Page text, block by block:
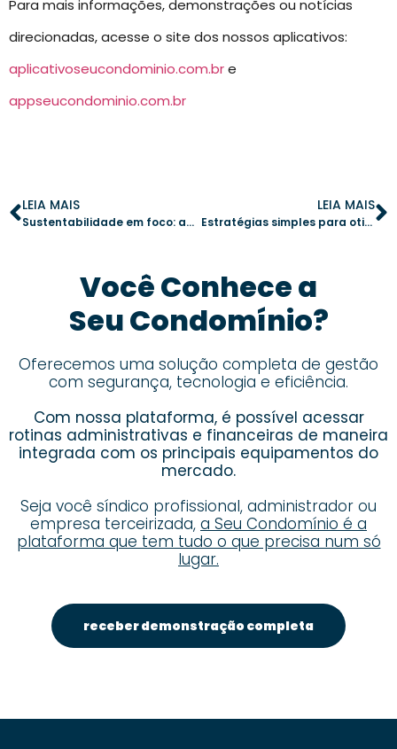
Para mais informações, demonstrações ou notícias
direcionadas, acesse o site dos nossos aplicativos:
aplicativoseucondominio.com.bre
appseucondominio.com.br
LEIA MAIS
Sustentabilidade em foco: automatização de irrigação em jardins condominiais
LEIA MAIS
Estratégias simples para otimizar a gestão condominial
Você Conhece a
Seu Condomínio?
Oferecemos uma solução completa de gestão
com segurança, tecnologia e eficiência.
Com nossa plataforma, é possível acessar
rotinas administrativas e financeiras de maneira
integrada com os principais equipamentos do
mercado.
Seja você síndico profissional, administrador ou
empresa terceirizada, a Seu Condomínio é a
plataforma que tem tudo o que precisa num só
lugar.
receber demonstração completa